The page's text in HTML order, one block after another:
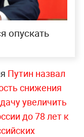
опускать
Путин назвал
снижения
увеличить
до 78 лет к